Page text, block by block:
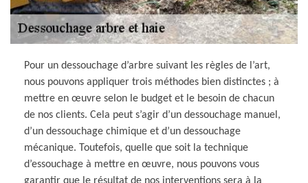
Pour un dessouchage d’arbre suivant les règles de l’art,
nous pouvons appliquer trois méthodes bien distinctes ; à
mettre en œuvre selon le budget et le besoin de chacun
de nos clients. Cela peut s’agir d’un dessouchage manuel,
d’un dessouchage chimique et d’un dessouchage
mécanique. Toutefois, quelle que soit la technique
d’essouchage à mettre en œuvre, nous pouvons vous
garantir que le résultat de nos interventions sera à la